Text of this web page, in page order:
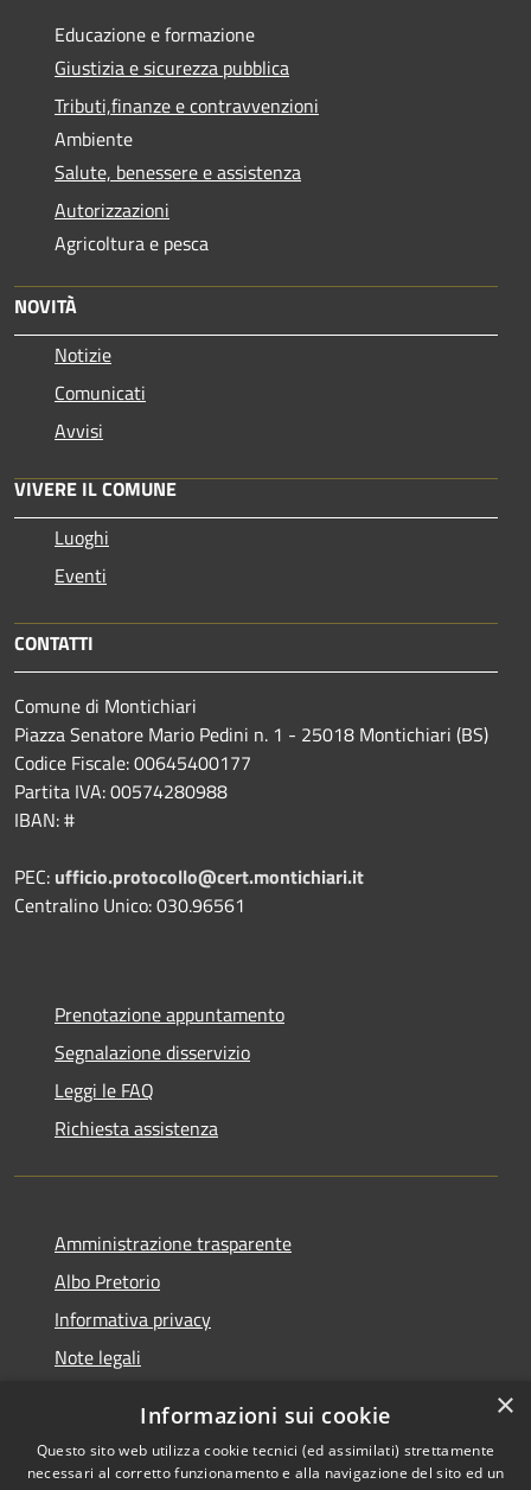
Educazione e formazione
Giustizia e sicurezza pubblica
Tributi,finanze e contravvenzioni
Ambiente
Salute, benessere e assistenza
Autorizzazioni
Agricoltura e pesca
NOVITÀ
Notizie
Comunicati
Avvisi
VIVERE IL COMUNE
Luoghi
Eventi
CONTATTI
Comune di Montichiari
Piazza Senatore Mario Pedini n. 1 - 25018 Montichiari (BS)
Codice Fiscale: 00645400177
Partita IVA: 00574280988
IBAN: #
PEC: ufficio.protocollo@cert.montichiari.it
Centralino Unico: 030.96561
Prenotazione appuntamento
Segnalazione disservizio
Leggi le FAQ
Richiesta assistenza
Amministrazione trasparente
Albo Pretorio
Informativa privacy
Note legali
Whisteblowing
×
Informazioni sui cookie
Questo sito web utilizza cookie tecnici (ed assimilati) strettamente
necessari al corretto funzionamento e alla navigazione del sito ed un